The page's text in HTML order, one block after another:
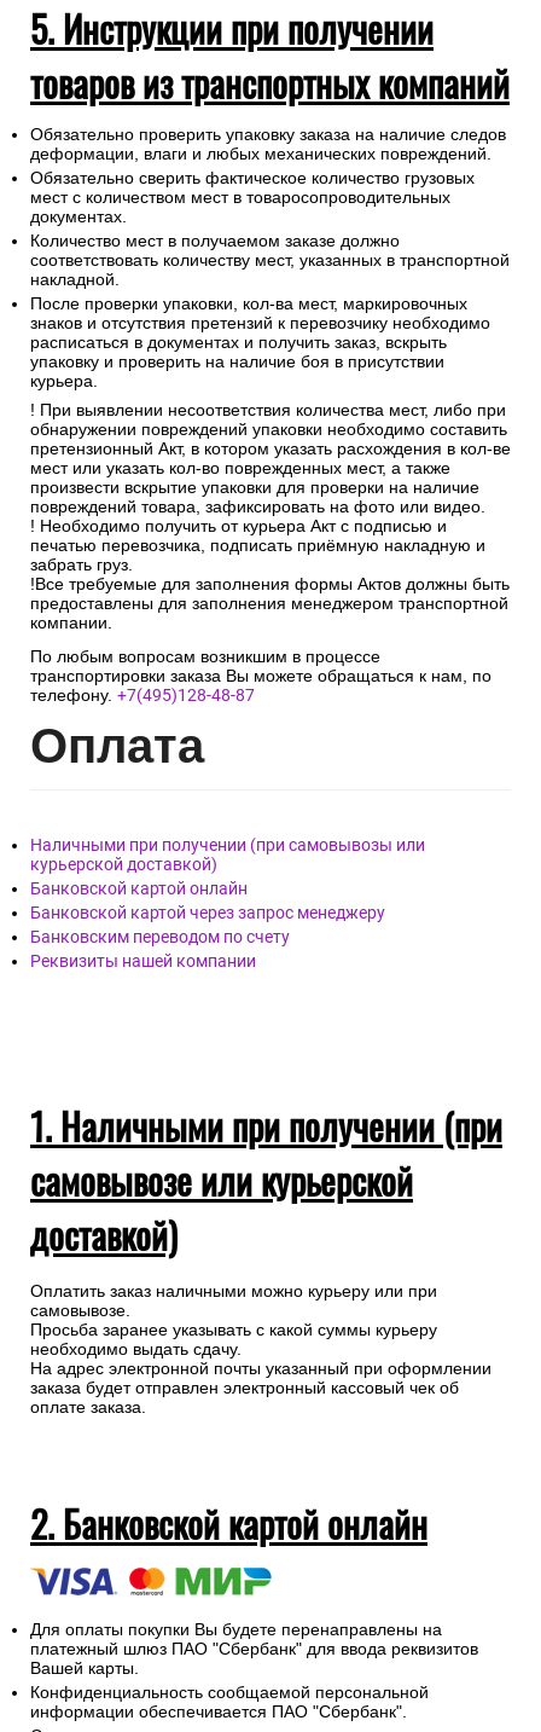
5. Инструкции при получении
товаров из транспортных компаний
Обязательно проверить упаковку заказа на наличие следов
деформации, влаги и любых механических повреждений.
Обязательно сверить фактическое количество грузовых
мест с количеством мест в товаросопроводительных
документах.
Количество мест в получаемом заказе должно
соответствовать количеству мест, указанных в транспортной
накладной.
После проверки упаковки, кол-ва мест, маркировочных
знаков и отсутствия претензий к перевозчику необходимо
расписаться в документах и получить заказ, вскрыть
упаковку и проверить на наличие боя в присутствии
курьера.
! При выявлении несоответствия количества мест, либо при
обнаружении повреждений упаковки необходимо составить
претензионный Акт, в котором указать расхождения в кол-ве
мест или указать кол-во поврежденных мест, а также
произвести вскрытие упаковки для проверки на наличие
повреждений товара, зафиксировать на фото или видео.
! Необходимо получить от курьера Акт с подписью и
печатью перевозчика, подписать приёмную накладную и
забрать груз.
!Все требуемые для заполнения формы Актов должны быть
предоставлены для заполнения менеджером транспортной
компании.
По любым вопросам возникшим в процессе
транспортировки заказа Вы можете обращаться к нам, по
телефону. +7(495)128-48-87
Оплата
Наличными при получении (при самовывозы или
курьерской доставкой)
Банковской картой онлайн
Банковской картой через запрос менеджеру
Банковским переводом по счету
Реквизиты нашей компании
1. Наличными при получении (при
самовывозе или курьерской
доставкой)
Оплатить заказ наличными можно курьеру или при
самовывозе.
Просьба заранее указывать с какой суммы курьеру
необходимо выдать сдачу.
На адрес электронной почты указанный при оформлении
заказа будет отправлен электронный кассовый чек об
оплате заказа.
2. Банковской картой онлайн
Для оплаты покупки Вы будете перенаправлены на
платежный шлюз ПАО "Сбербанк" для ввода реквизитов
Вашей карты.
Конфиденциальность сообщаемой персональной
информации обеспечивается ПАО "Сбербанк".